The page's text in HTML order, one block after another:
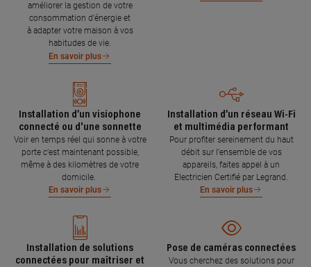
améliorer la gestion de votre
consommation d’énergie et
à adapter votre maison à vos
habitudes de vie.
En savoir plus
Installation d’un visiophone
connecté ou d'une sonnette
Voir en temps réel qui sonne à votre
porte c’est maintenant possible,
même à des kilomètres de votre
domicile.
En savoir plus
Installation d’un réseau Wi-Fi
et multimédia performant
Pour profiter sereinement du haut
débit sur l’ensemble de vos
appareils, faites appel à un
Electricien Certifié par Legrand.
En savoir plus
Installation de solutions
connectées pour maîtriser et
Pose de caméras connectées
Vous cherchez des solutions pour